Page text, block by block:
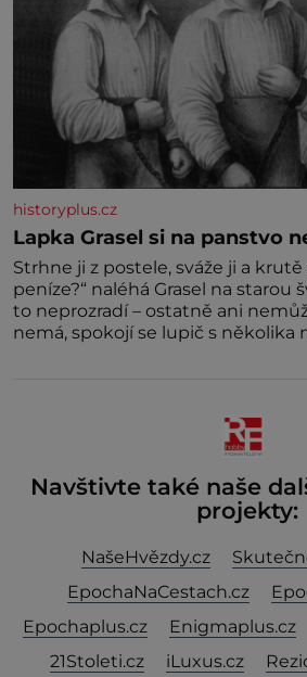
historyplus.cz
Lapka Grasel si na panstvo
Strhne ji z postele, sváže ji a krutě
peníze?“ naléhá Grasel na starou
to neprozradí – ostatně ani
nemá, spokojí se lupič s několika
Navštivte také naše
projekty:
NašeHvězdy.cz
EpochaNaCestach.cz
Epochaplus.cz
Enigmaplus.cz
21Stoleti.cz
iLuxus.cz